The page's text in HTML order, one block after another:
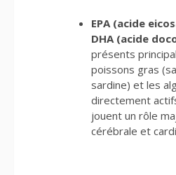
EPA (acide
DHA (acide
présents
poissons gras
sardine) et les
directement
jouent un rôle
cérébrale et